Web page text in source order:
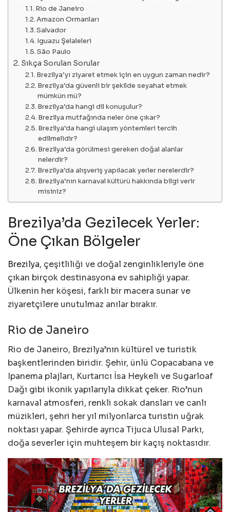
Rio de Janeiro
Amazon Ormanları
Salvador
Iguazu Şelaleleri
São Paulo
Sıkça Sorulan Sorular
Brezilya’yı ziyaret etmek için en uygun zaman nedir?
Brezilya’da güvenli bir şekilde seyahat etmek
mümkün mü?
Brezilya’da hangi dil konuşulur?
Brezilya mutfağında neler öne çıkar?
Brezilya’da hangi ulaşım yöntemleri tercih
edilmelidir?
Brezilya’da görülmesi gereken doğal alanlar
nelerdir?
Brezilya’da alışveriş yapılacak yerler nerelerdir?
Brezilya’nın karnaval kültürü hakkında bilgi verir
misiniz?
Brezilya’da Gezilecek Yerler:
Öne Çıkan Bölgeler
Brezilya, çeşitliliği ve doğal zenginlikleriyle öne
çıkan birçok destinasyona ev sahipliği yapar.
Ülkenin her köşesi, farklı bir macera sunar ve
ziyaretçilere unutulmaz anılar bırakır.
Rio de Janeiro
Rio de Janeiro, Brezilya’nın kültürel ve turistik
başkentlerinden biridir. Şehir, ünlü Copacabana ve
Ipanema plajları, Kurtarıcı İsa Heykeli ve Sugarloaf
Dağı gibi ikonik yapılarıyla dikkat çeker. Rio’nun
karnaval atmosferi, renkli sokak dansları ve canlı
müzikleri, şehri her yıl milyonlarca turistin uğrak
noktası yapar. Şehirde ayrıca Tijuca Ulusal Parkı,
doğa severler için muhteşem bir kaçış noktasıdır.